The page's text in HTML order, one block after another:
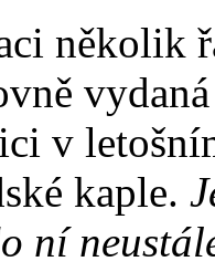
několik
v
kaple.
ní